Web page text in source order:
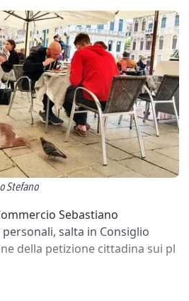
Stefano
Sebastiano
salta in Consiglio
della petizione cittadina sui pl